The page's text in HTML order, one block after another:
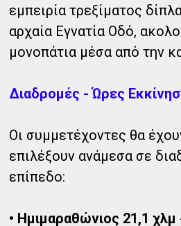
εμπειρία τρεξίματος
αρχαία Εγνατία Οδό,
μονοπάτια μέσα από την
Διαδρομές - Ώρες
Οι συμμετέχοντες θα
επιλέξουν ανάμεσα σε
επίπεδο:
• Ημιμαραθώνιος 21,1 χλμ